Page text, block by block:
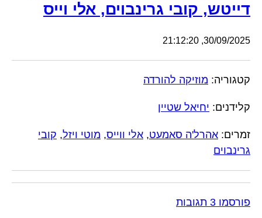
דייטש, קובי גרינבוים, אלי וייס
30/09/2025, 21:12:20
קטגוריה: מוזיקה להורדה
קלידנים: יחיאל שטיין
זמרים: אהרל'ה סאמעט, אלי ווייס, מוטי ויזל, קובי
גרינבוים
פורסמו 3 תגובות